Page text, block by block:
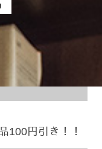
100円引き！！